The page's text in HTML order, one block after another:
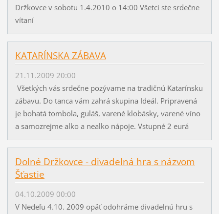
Držkovce v sobotu 1.4.2010 o 14:00 Všetci ste srdečne
vítaní
KATARÍNSKA ZÁBAVA
21.11.2009 20:00
Všetkých vás srdečne pozývame na tradičnú Katarínsku
zábavu. Do tanca vám zahrá skupina Ideál. Pripravená
je bohatá tombola, guláš, varené klobásky, varené víno
a samozrejme alko a nealko nápoje. Vstupné 2 eurá
Dolné Držkovce - divadelná hra s názvom
Šťastie
04.10.2009 00:00
V Nedeľu 4.10. 2009 opäť odohráme divadelnú hru s